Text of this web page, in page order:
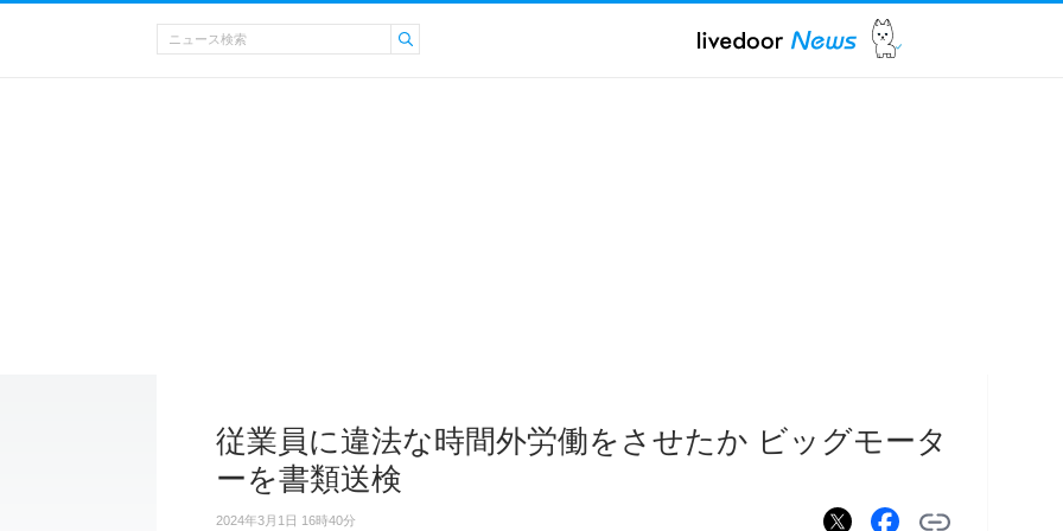
従業員に違法な時間外労働をさせたか ビッグモータ
ーを書類送検
2024年3月1日 16時40分